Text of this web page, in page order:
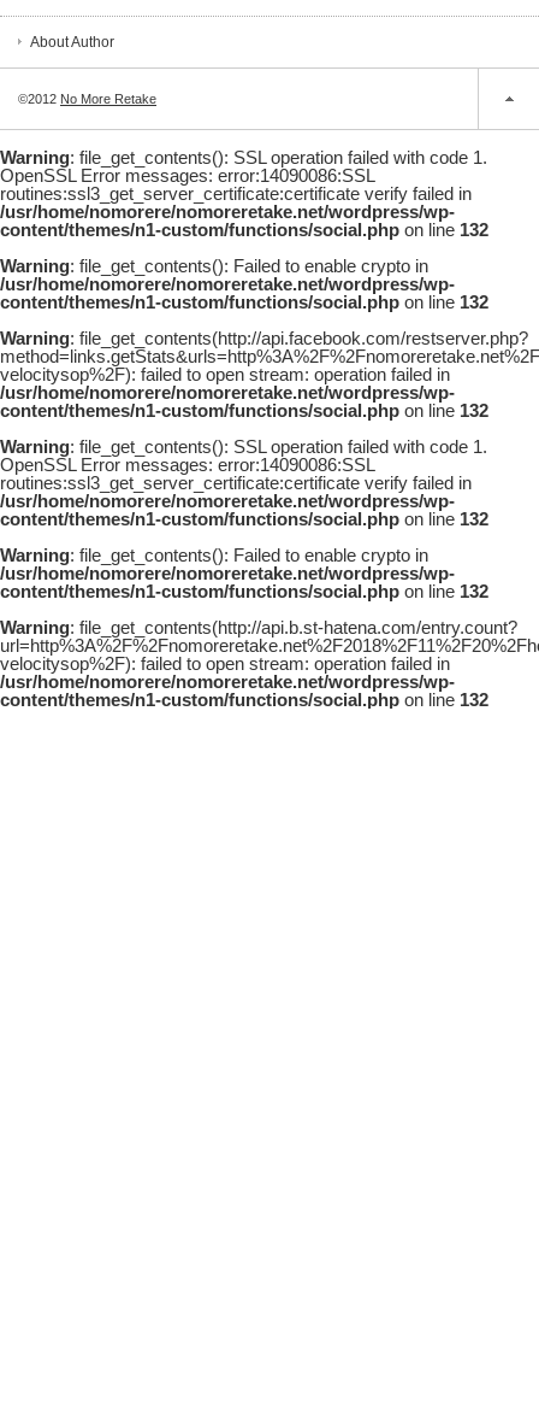
About Author
©2012 No More Retake
Warning: file_get_contents(): SSL operation failed with code 1.
OpenSSL Error messages: error:14090086:SSL
routines:ssl3_get_server_certificate:certificate verify failed in
/usr/home/nomorere/nomoreretake.net/wordpress/wp-
content/themes/n1-custom/functions/social.php on line 132
Warning: file_get_contents(): Failed to enable crypto in
/usr/home/nomorere/nomoreretake.net/wordpress/wp-
content/themes/n1-custom/functions/social.php on line 132
Warning: file_get_contents(http://api.facebook.com/restserver.php?
velocitysop%2F): failed to open stream: operation failed in
/usr/home/nomorere/nomoreretake.net/wordpress/wp-
content/themes/n1-custom/functions/social.php on line 132
Warning: file_get_contents(): SSL operation failed with code 1.
OpenSSL Error messages: error:14090086:SSL
routines:ssl3_get_server_certificate:certificate verify failed in
/usr/home/nomorere/nomoreretake.net/wordpress/wp-
content/themes/n1-custom/functions/social.php on line 132
Warning: file_get_contents(): Failed to enable crypto in
/usr/home/nomorere/nomoreretake.net/wordpress/wp-
content/themes/n1-custom/functions/social.php on line 132
Warning: file_get_contents(http://api.b.st-hatena.com/entry.count?
velocitysop%2F): failed to open stream: operation failed in
/usr/home/nomorere/nomoreretake.net/wordpress/wp-
content/themes/n1-custom/functions/social.php on line 132